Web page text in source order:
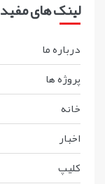
لینک های مفید
درباره ما
پروژه ها
خانه
اخبار
کليپ